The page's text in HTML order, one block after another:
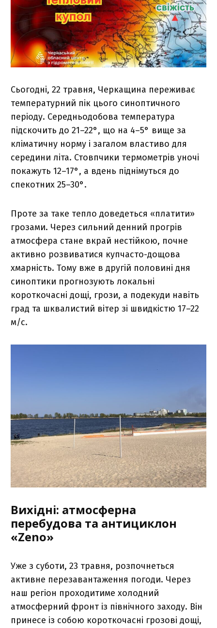
Сьогодні, 22 травня, Черкащина переживає
температурний пік цього синоптичного
періоду. Середньодобова температура
підскочить до 21–22°, що на 4–5° вище за
кліматичну норму і загалом властиво для
середини літа. Стовпчики термометрів уночі
покажуть 12–17°, а вдень піднімуться до
спекотних 25–30°.
Проте за таке тепло доведеться «платити»
грозами. Через сильний денний прогрів
атмосфера стане вкрай нестійкою, почне
активно розвиватися купчасто-дощова
хмарність. Тому вже в другій половині дня
синоптики прогнозують локальні
короткочасні дощі, грози, а подекуди навіть
град та шквалистий вітер зі швидкістю 17–22
м/с.
Вихідні: атмосферна
перебудова та антициклон
«Zeno»
Уже з суботи, 23 травня, розпочнеться
активне перезавантаження погоди. Через
наш регіон проходитиме холодний
атмосферний фронт із північного заходу. Він
принесе із собою короткочасні грозові дощі,